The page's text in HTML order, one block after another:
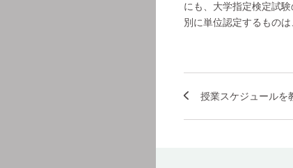
にも、大学指定検定試
別に単位認定するもの
授業スケジュールを